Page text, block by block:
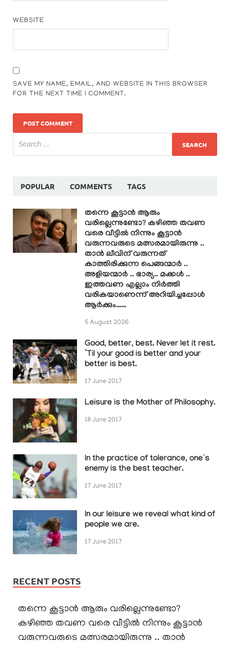
WEBSITE
SAVE MY NAME, EMAIL, AND WEBSITE IN THIS BROWSER
FOR THE NEXT TIME I COMMENT.
POPULAR COMMENTS TAGS
തന്നെ കൂട്ടാൻ ആരും
വരില്ലെന്നുണ്ടോ? കഴിഞ്ഞ തവണ
വരെ വീട്ടിൽ നിന്നും കൂട്ടാൻ
വരുന്നവരുടെ മത്സരമായിരുന്നു ..
താൻ ലീവിന് വരുന്നത്
കാത്തിരിക്കുന്ന പെങ്ങന്മാർ ..
അളിയന്മാർ .. ഭാര്യ.. മക്കൾ ..
ഇത്തവണ എല്ലാം നിർത്തി
വരികയാണെന്ന് അറിയിച്ചപ്പോൾ
ആർക്കും……
5 August 2026
Good, better, best. Never let it rest.
‘Til your good is better and your
better is best.
17 June 2017
Leisure is the Mother of Philosophy.
18 June 2017
In the practice of tolerance, one’s
enemy is the best teacher.
17 June 2017
In our leisure we reveal what kind of
people we are.
17 June 2017
RECENT POSTS
തന്നെ കൂട്ടാൻ ആരും വരില്ലെന്നുണ്ടോ?
കഴിഞ്ഞ തവണ വരെ വീട്ടിൽ നിന്നും കൂട്ടാൻ
വരുന്നവരുടെ മത്സരമായിരുന്നു .. താൻ